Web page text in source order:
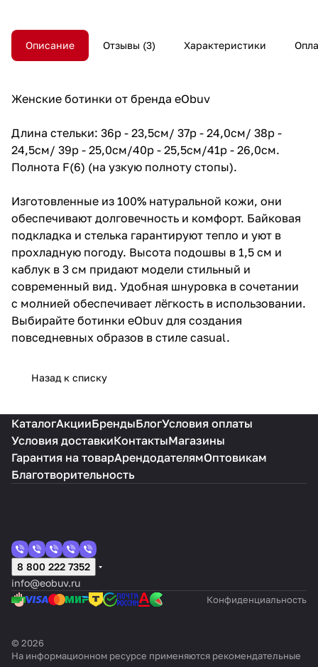
Описание Отзывы 3 Характеристики
Женские ботинки от бренда eObuv
Длина стельки: 36р - 23,5см/ 37р - 24,0см/ 38р -
24,5см/ 39р - 25,0см/40р - 25,5см/41р - 26,0см.
Полнота F(6) (на узкую полноту стопы).
Изготовленные из 100% натуральной кожи, они
обеспечивают долговечность и комфорт. Байковая
подкладка и стелька гарантируют тепло и уют в
прохладную погоду. Высота подошвы в 1,5 см и
каблук в 3 см придают модели стильный и
современный вид. Удобная шнуровка в сочетании
с молнией обеспечивает лёгкость в использовании.
Выбирайте ботинки eObuv для создания
повседневных образов в стиле casual.
Назад к списку
КаталогАкцииБрендыБлогУсловия оплаты
Условия доставкиКонтактыМагазины
Гарантия на товарАрендодателямОптовикам
Благотворительность
8 800 222 7352
info@eobuv.ru
Конфиденциальность
© 2026
На информационном ресурсе применяются рекомендательные